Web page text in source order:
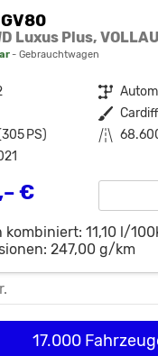
Luxus Plus,
Gebrauchtwagen
Getriebe
Außenfarbe
PS) Kilometerstand
€
kombiniert: 11,10 l/
247,00 g/km
17.000